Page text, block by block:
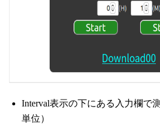
Interval表示の下にある入力欄で
単位）